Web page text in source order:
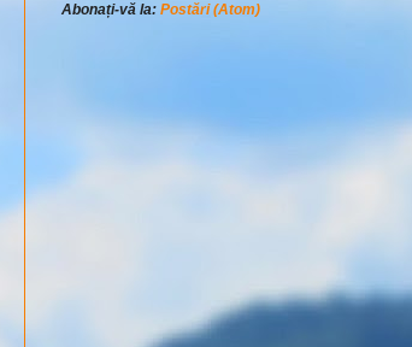
Abonați-vă la: Postări (Atom)